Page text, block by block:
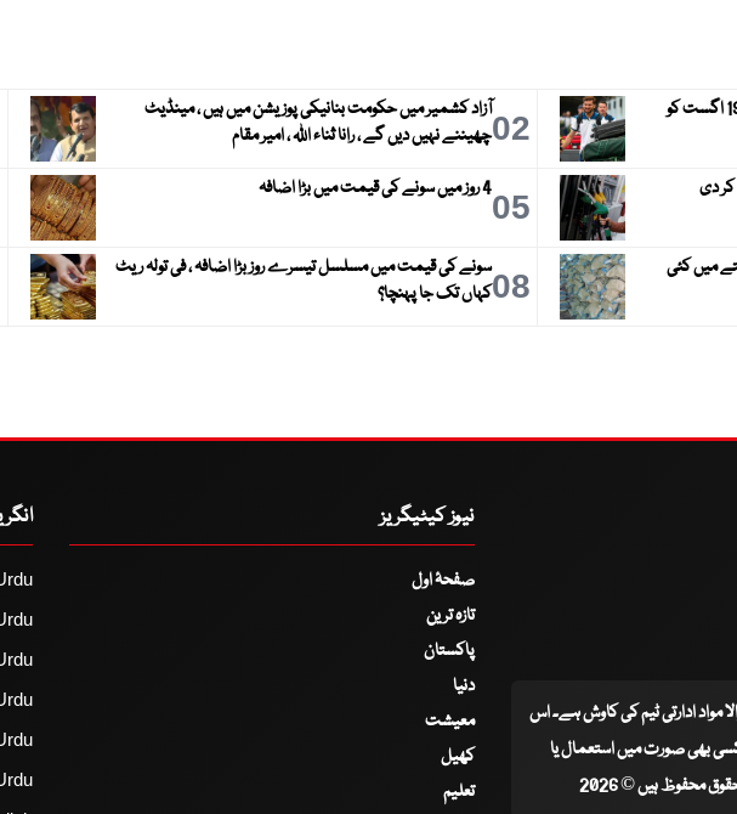
کیریبین پریمیئر لیگ ، قومی کرکٹرز کو این او سی 19 اگست کو
02آزاد کشمیر میں حکومت بنانیکی پوزیشن میں ہیں ، مینڈیٹ
چھیننے نہیں دیں گے ، رانا ثناء اللہ ، امیر مقام
دی 054 روز میں سونے کی قیمت میں بڑا اضافہ
میں کئی
08سونے کی قیمت میں مسلسل تیسرے روز بڑا اضافہ ، فی تولہ ریٹ
کہاں تک جا پہنچا؟
مواد ادارتی ٹیم کی کاوش ہے۔ اس
بھی صورت میں استعمال یا
محفوظ ہیں © 2026
نیوز کیٹیگریز
صفحۂ اول
تازہ ترین
پاکستان
دنیا
معیشت
کھیل
تعلیم